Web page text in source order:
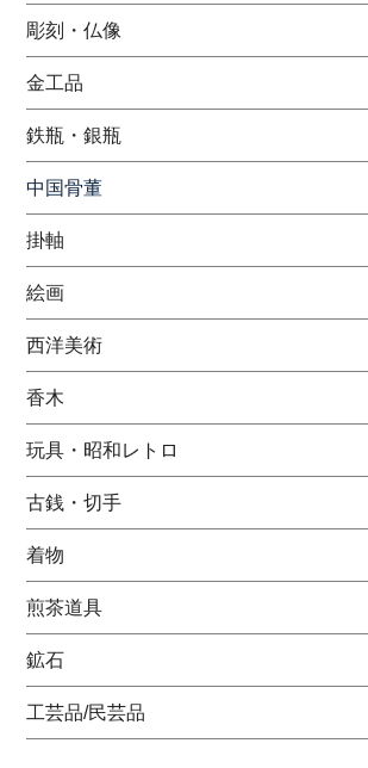
彫刻・仏像
金工品
鉄瓶・銀瓶
中国骨董
掛軸
絵画
西洋美術
香木
玩具・昭和レトロ
古銭・切手
着物
煎茶道具
鉱石
工芸品/民芸品